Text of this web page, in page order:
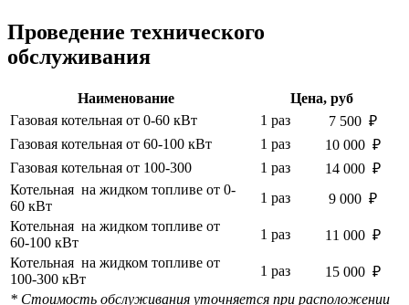
Проведение технического
обслуживания
Наименование
Цена, руб
Газовая котельная от 0-60 кВт
1 раз
7 500 ₽
Газовая котельная от 60-100 кВт
1 раз
10 000 ₽
Газовая котельная от 100-300
1 раз
14 000 ₽
Котельная на жидком топливе от 0-
60 кВт
1 раз
9 000 ₽
Котельная на жидком топливе от
60-100 кВт
1 раз
11 000 ₽
Котельная на жидком топливе от
100-300 кВт
1 раз
15 000 ₽
* Стоимоcть обслуживания уточняется при расположении